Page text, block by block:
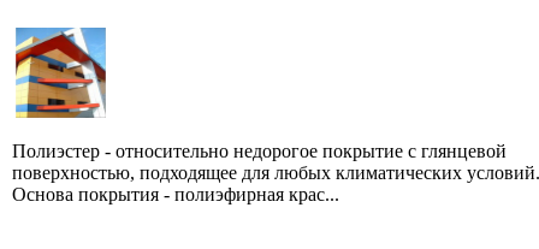
Полиэстер - относительно недорогое покрытие с глянцевой
поверхностью, подходящее для любых климатических условий.
Основа покрытия - полиэфирная крас...